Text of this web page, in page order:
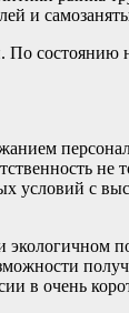
и
состоянию
условий с
в очень